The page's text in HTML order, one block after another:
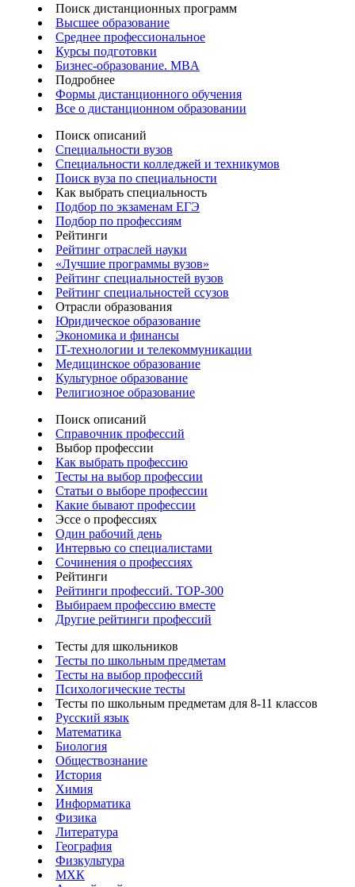
Поиск дистанционных программ
Высшее образование
Среднее профессиональное
Курсы подготовки
Бизнес-образование. MBA
Подробнее
Формы дистанционного обучения
Все о дистанционном образовании
Поиск описаний
Специальности вузов
Специальности колледжей и техникумов
Поиск вуза по специальности
Как выбрать специальность
Подбор по экзаменам ЕГЭ
Подбор по профессиям
Рейтинги
Рейтинг отраслей науки
«Лучшие программы вузов»
Рейтинг специальностей вузов
Рейтинг специальностей ссузов
Отрасли образования
Юридическое образование
Экономика и финансы
IT-технологии и телекоммуникации
Медицинское образование
Культурное образование
Религиозное образование
Поиск описаний
Справочник профессий
Выбор профессии
Как выбрать профессию
Тесты на выбор профессии
Статьи о выборе профессии
Какие бывают профессии
Эссе о профессиях
Один рабочий день
Интервью со специалистами
Сочинения о профессиях
Рейтинги
Рейтинги профессий. TOP-300
Выбираем профессию вместе
Другие рейтинги профессий
Тесты для школьников
Тесты по школьным предметам
Тесты на выбор профессий
Психологические тесты
Тесты по школьным предметам для 8-11 классов
Русский язык
Математика
Биология
Обществознание
История
Химия
Информатика
Физика
Литература
География
Физкультура
МХК